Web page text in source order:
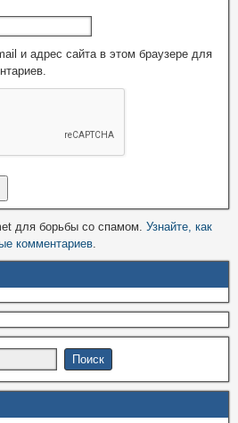
и адрес сайта в этом браузере для
для борьбы со спамом. Узнайте, как
комментариев.